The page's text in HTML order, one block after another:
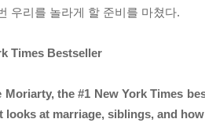
우리를 놀라게 할 준비를 마쳤다.
Times Bestseller
Moriarty, the #1 New York Times
looks at marriage, siblings, and